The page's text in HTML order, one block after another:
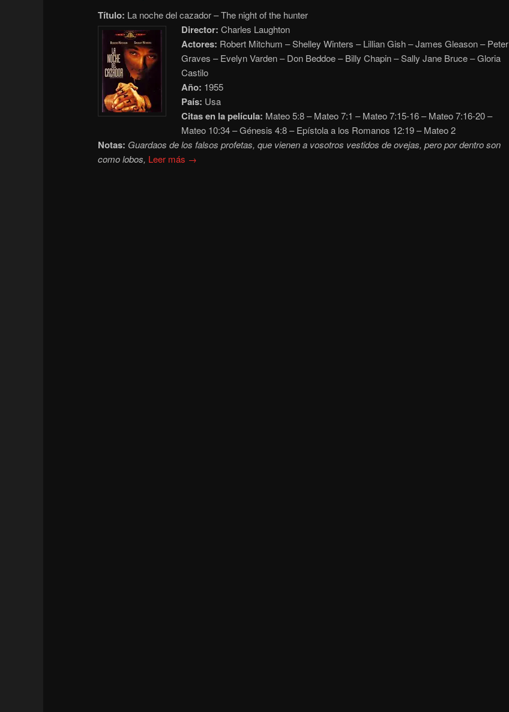
Título: La noche del cazador – The night of the hunter
Director: Charles Laughton
Actores: Robert Mitchum – Shelley Winters – Lillian Gish – James Gleason – Peter
Graves – Evelyn Varden – Don Beddoe – Billy Chapin – Sally Jane Bruce – Gloria
Castilo
Año: 1955
País: Usa
Citas en la película: Mateo 5:8 – Mateo 7:1 – Mateo 7:15-16 – Mateo 7:16-20 –
Mateo 10:34 – Génesis 4:8 – Epístola a los Romanos 12:19 – Mateo 2
Notas: Guardaos de los falsos profetas, que vienen a vosotros vestidos de ovejas, pero por dentro son
como lobos, Leer más →